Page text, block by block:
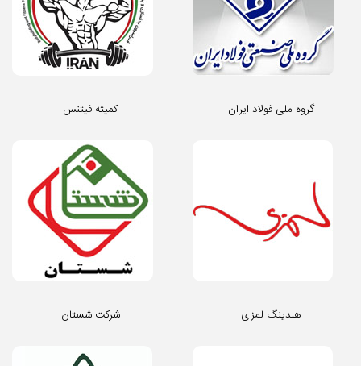
کمیته فیتنس گروه ملی فولاد ایران
شرکت شستان هلدینگ لمزی